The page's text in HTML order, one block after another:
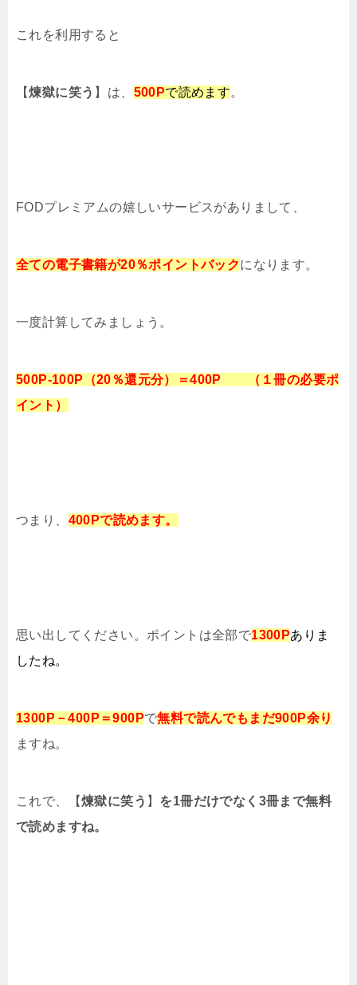
これを利用すると
【煉獄に笑う 】は、 500 Pで読めます。
FODプレミアムの嬉しいサービスがありまして、
全ての電子書籍が20％ポイントバックになります。
一度計算してみましょう。
500P-100P（20％還元分）＝400P （１冊の必要ポ
イント）
つまり、 400 Pで読めます。
思い出してください。ポイントは全部で1300Pありま
したね。
1300P－400P＝900Pで無料で読んでもまだ900P余り
ますね。
これで、【煉獄に笑う 】 を1冊だけでなく3冊まで無料
で読めますね。